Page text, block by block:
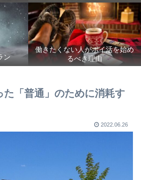
ン
働きたくない人がポイ活を始め
るべき理由
た「普通」のために消耗す
2022.06.26